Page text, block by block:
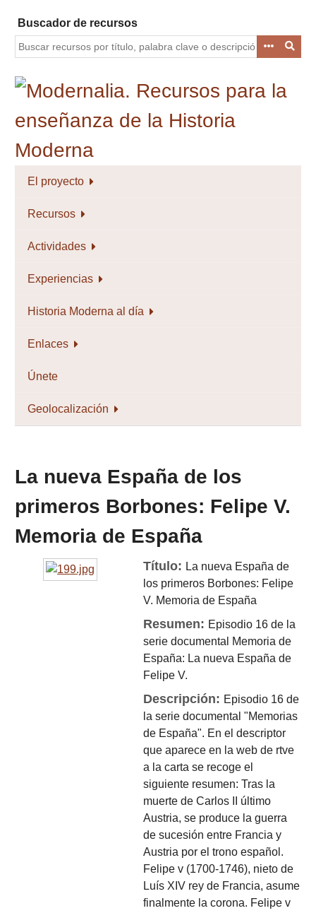
contenido
principal
Buscador de recursos
El proyecto
Recursos
Actividades
Experiencias
Historia Moderna al día
Enlaces
Únete
Geolocalización
La nueva España de los
primeros Borbones: Felipe V.
Memoria de España
Título: La nueva España de
los primeros Borbones: Felipe
V. Memoria de España
Resumen: Episodio 16 de la
serie documental Memoria de
España: La nueva España de
Felipe V.
Descripción: Episodio 16 de
la serie documental "Memorias
de España". En el descriptor
que aparece en la web de rtve
a la carta se recoge el
siguiente resumen: Tras la
muerte de Carlos II último
Austria, se produce la guerra
de sucesión entre Francia y
Austria por el trono español.
Felipe v (1700-1746), nieto de
Luís XIV rey de Francia, asume
finalmente la corona. Felipe v